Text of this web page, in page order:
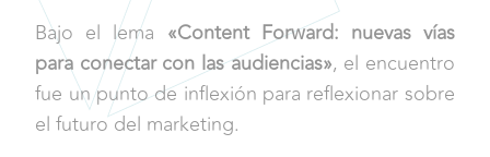
Bajo el lema «Content Forward: nuevas vías
para conectar con las audiencias», el encuentro
fue un punto de inflexión para reflexionar sobre
el futuro del marketing.